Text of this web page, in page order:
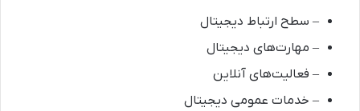
– سطح ارتباط دیجیتال
– مهارت‌های دیجیتال
– فعالیت‌های آنلاین
– خدمات عمومی دیجیتال